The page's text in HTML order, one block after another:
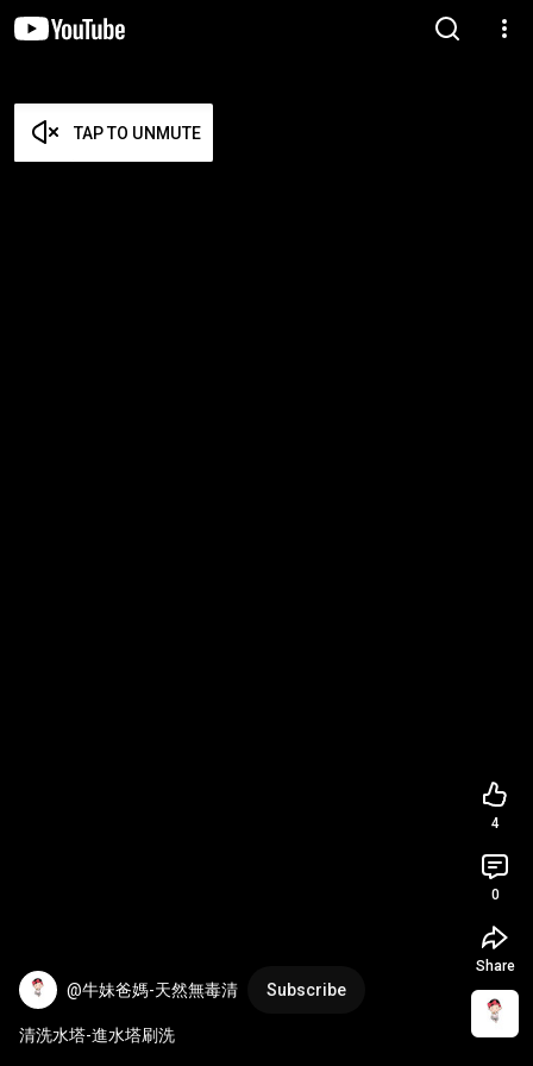
TAP TO UNMUTE
@牛妹爸媽-天然無毒清 Subscribe
清洗水塔-進水塔刷洗
4
0
Share